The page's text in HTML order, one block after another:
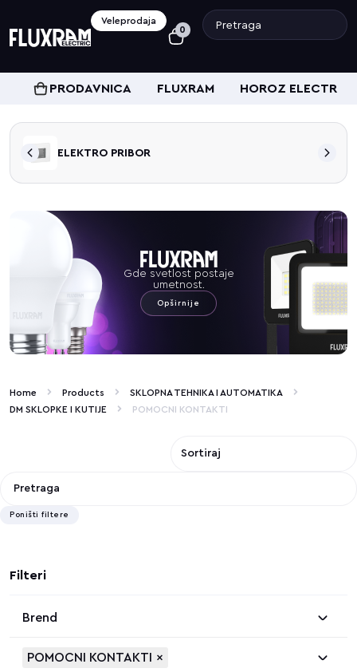
Veleprodaja
0
PRODAVNICA FLUXRAM HOROZ ELECTRIC
ELEKTRO PRIBOR
Gde svetlost postaje
umetnost.
Opširnije
Home Products
SKLOPNA TEHNIKA I AUTOMATIKA
DM SKLOPKE I KUTIJE
POMOCNI KONTAKTI
Poništi filtere
Filteri
Brend
POMOCNI KONTAKTI ×